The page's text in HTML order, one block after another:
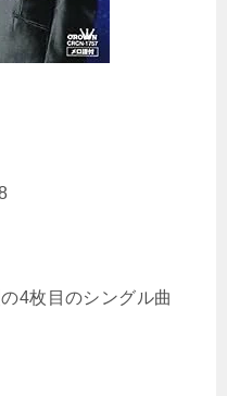
4枚目のシングル曲